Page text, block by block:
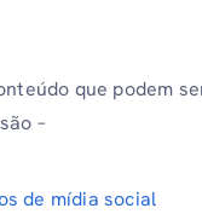
que podem
–
de mídia social